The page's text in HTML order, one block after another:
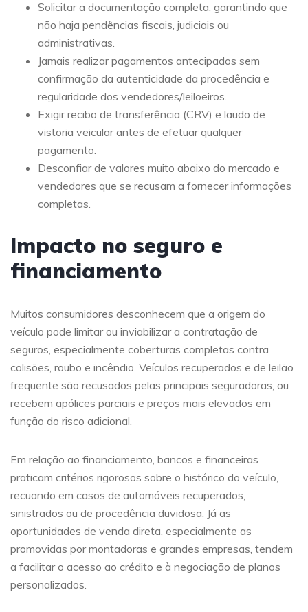
Solicitar a documentação completa, garantindo que
não haja pendências fiscais, judiciais ou
administrativas.
Jamais realizar pagamentos antecipados sem
confirmação da autenticidade da procedência e
regularidade dos vendedores/leiloeiros.
Exigir recibo de transferência (CRV) e laudo de
vistoria veicular antes de efetuar qualquer
pagamento.
Desconfiar de valores muito abaixo do mercado e
vendedores que se recusam a fornecer informações
completas.
Impacto no seguro e
financiamento
Muitos consumidores desconhecem que a origem do
veículo pode limitar ou inviabilizar a contratação de
seguros, especialmente coberturas completas contra
colisões, roubo e incêndio. Veículos recuperados e de leilão
frequente são recusados pelas principais seguradoras, ou
recebem apólices parciais e preços mais elevados em
função do risco adicional.
Em relação ao financiamento, bancos e financeiras
praticam critérios rigorosos sobre o histórico do veículo,
recuando em casos de automóveis recuperados,
sinistrados ou de procedência duvidosa. Já as
oportunidades de venda direta, especialmente as
promovidas por montadoras e grandes empresas, tendem
a facilitar o acesso ao crédito e à negociação de planos
personalizados.